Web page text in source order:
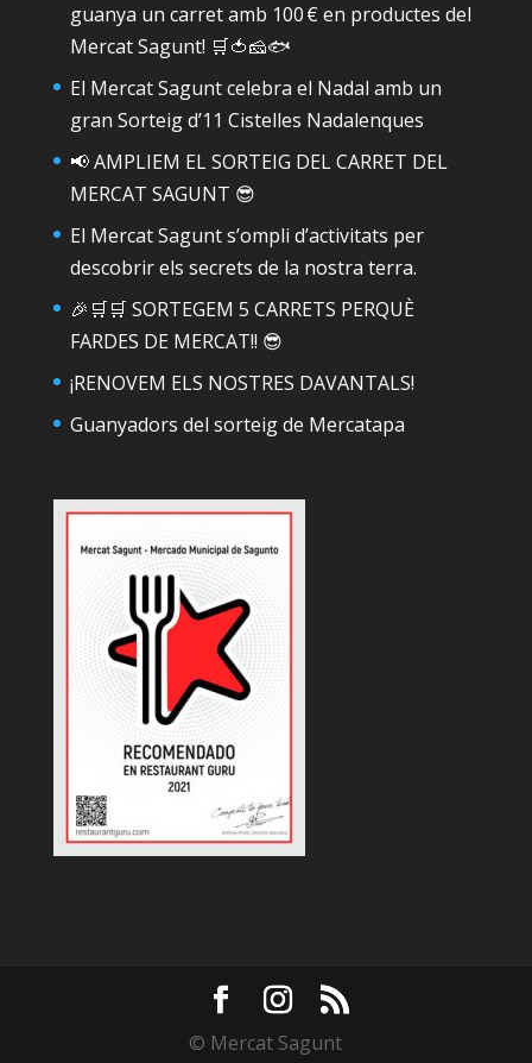
guanya un carret amb 100 € en productes del
Mercat Sagunt! 🛒🍅🧀🐟
El Mercat Sagunt celebra el Nadal amb un
gran Sorteig d’11 Cistelles Nadalenques
📢 AMPLIEM EL SORTEIG DEL CARRET DEL
MERCAT SAGUNT 😎
El Mercat Sagunt s’ompli d’activitats per
descobrir els secrets de la nostra terra.
🎉🛒🛒 SORTEGEM 5 CARRETS PERQUÈ
FARDES DE MERCAT!! 😎
¡RENOVEM ELS NOSTRES DAVANTALS!
Guanyadors del sorteig de Mercatapa
© Mercat Sagunt